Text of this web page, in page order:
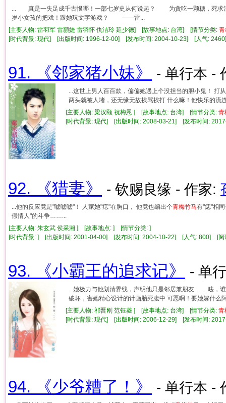
... 真是一失足成千古恨哪！一部七岁史从何说起？ 为貪吃一颗糖，死
岁小女孩的把戏！跟她玩文字游戏？ ——雷...
[主要人物: 雷羽军 雷顥婕 雷羽怀 仇洁玲 延少德] [故事地点: 台湾] [情节分类:
[时代背景: 现代] [出版时间: 1996-12-00] [发布时间: 2004-10-23] [人气:
91. 《邻家猪小妹》 - 单行本 -
...这世上男人百百款，偏偏她遇上个没担当的胆小鬼！
两头就被人堵，还无缘无故挨骂挨打 什么嘛！他快乐的流
[主要人物: 梁汉颐 祝梅恩 ] [故事地点: 台湾] [情节分类: 青
[时代背景: 现代] [出版时间: 2008-03-21] [发布时间:
92. 《猎妻》 - 钦赐良缘 - 作家:
...他的反应竟是"嘘嘘嘘"！ 人家她"痣"在胸口， 他竟也编出个青梅竹马有"痣"相
假情人"的斗争……...
[主要人物: 朱玄武 侯采湘 ] [故事地点: ] [情节分类: ]
[时代背景: ] [出版时间: 2001-04-00] [发布时间: 2004-10-22] [人气: 800] [阅
93. 《小霸王的追求记》 - 单
...她极力与他划清界线，声明他只是邻居兼朋友…… 呿，
破坏，害她精心设计的计画胎死腹中 可恶啊！要她嫁什么
[主要人物: 祁晋刚 范钰菱 ] [故事地点: 台湾] [情节分类: 青
[时代背景: 现代] [出版时间: 2006-12-29] [发布时间:
94. 《少爷糟了！》 - 单行本 -